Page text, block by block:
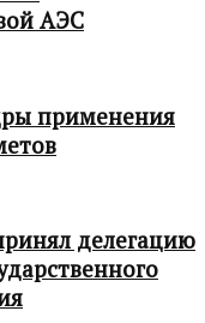
АЭС
применения
делегацию